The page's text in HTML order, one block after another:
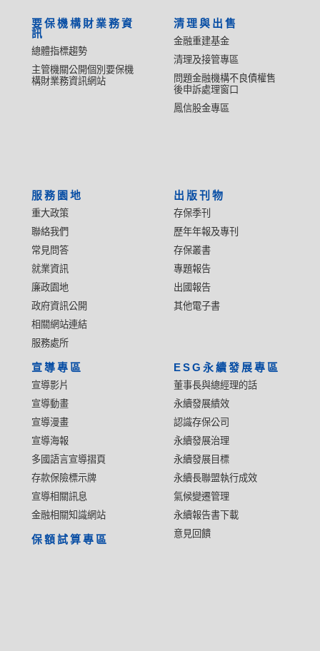
要保機構財業務資
訊
總體指標趨勢
主管機關公開個別要保機
構財業務資訊網站
清理與出售
金融重建基金
清理及接管專區
問題金融機構不良債權售
後申訴處理窗口
鳳信股金專區
服務園地
重大政策
聯絡我們
常見問答
就業資訊
廉政園地
政府資訊公開
相關網站連結
服務處所
出版刊物
存保季刊
歷年年報及專刊
存保叢書
專題報告
出國報告
其他電子書
宣導專區
宣導影片
宣導動畫
宣導漫畫
宣導海報
多國語言宣導摺頁
存款保險標示牌
宣導相關訊息
金融相關知識網站
ESG永續發展專區
董事長與總經理的話
永續發展績效
認識存保公司
永續發展治理
永續發展目標
永續長聯盟執行成效
氣候變遷管理
永續報告書下載
意見回饋
保額試算專區